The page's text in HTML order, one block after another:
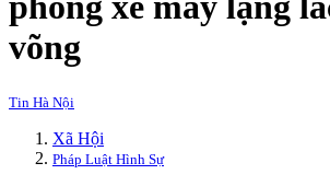
võng
Tin Hà Nội
Xã Hội
Pháp Luật Hình Sự